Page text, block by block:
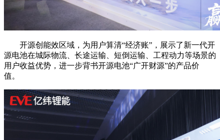
开源创能效区域，为用户算清“经济账”，展示了新一代开
源电池在城际物流、长途运输、短倒运输、工程动力等场景的
用户收益优势，进一步背书开源电池“广开财源”的产品价
值。